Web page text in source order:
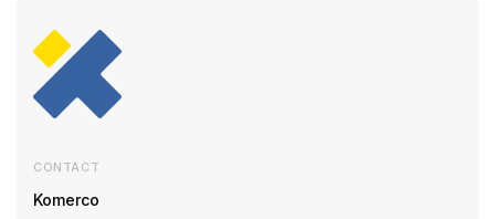
CONTACT
Komerco